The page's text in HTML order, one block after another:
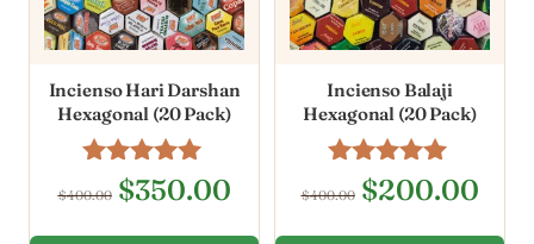
Incienso Hari Darshan
Hexagonal (20 Pack)
Valorado en
5.00
$400.00 $350.00
Incienso Balaji
Hexagonal (20 Pack)
Valorado en
5.00
$400.00 $200.00